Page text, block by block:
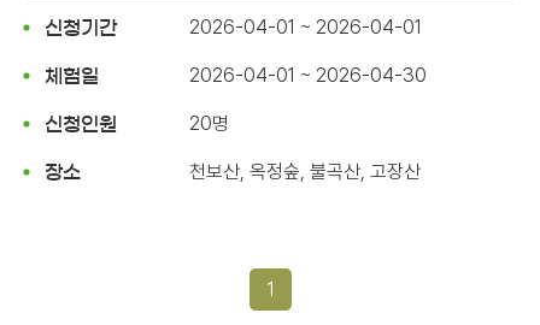
신청기간 2026-04-01 ~ 2026-04-01
체험일 2026-04-01 ~ 2026-04-30
신청인원 20명
장소 천보산, 옥정숲, 불곡산, 고장산
1